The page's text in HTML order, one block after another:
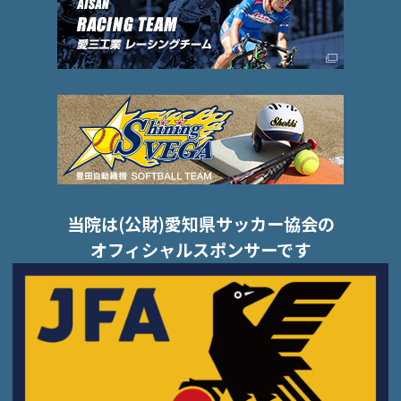
当院は(公財)愛知県サッカー協会の
オフィシャルスポンサーです